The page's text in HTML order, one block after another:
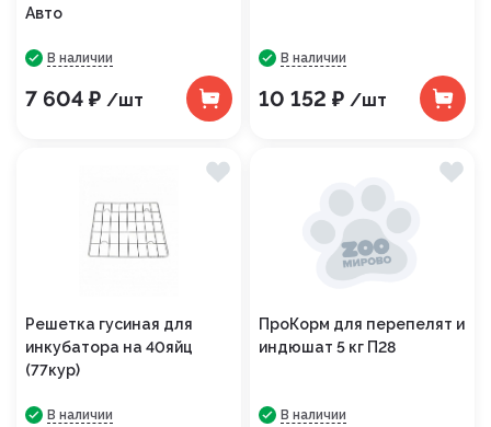
Авто
В наличии
7 604 ₽ /шт
В наличии
10 152 ₽ /шт
Решетка гусиная для
инкубатора на 40яйц
(77кур)
В наличии
ПроКорм для перепелят и
индюшат 5 кг П28
В наличии